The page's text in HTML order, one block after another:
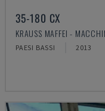
35-180 CX
KRAUSS MAFFEI -
PAESI BASSI 2013